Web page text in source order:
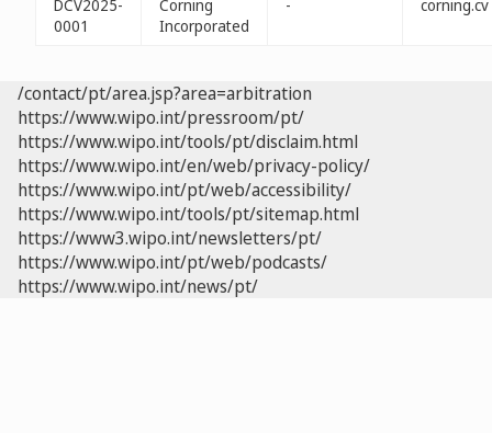
DCV2025-
0001
Corning
Incorporated
- corning.cv
/contact/pt/area.jsp?area=arbitration
https://www.wipo.int/pressroom/pt/
https://www.wipo.int/tools/pt/disclaim.html
https://www.wipo.int/en/web/privacy-policy/
https://www.wipo.int/pt/web/accessibility/
https://www.wipo.int/tools/pt/sitemap.html
https://www3.wipo.int/newsletters/pt/
https://www.wipo.int/pt/web/podcasts/
https://www.wipo.int/news/pt/